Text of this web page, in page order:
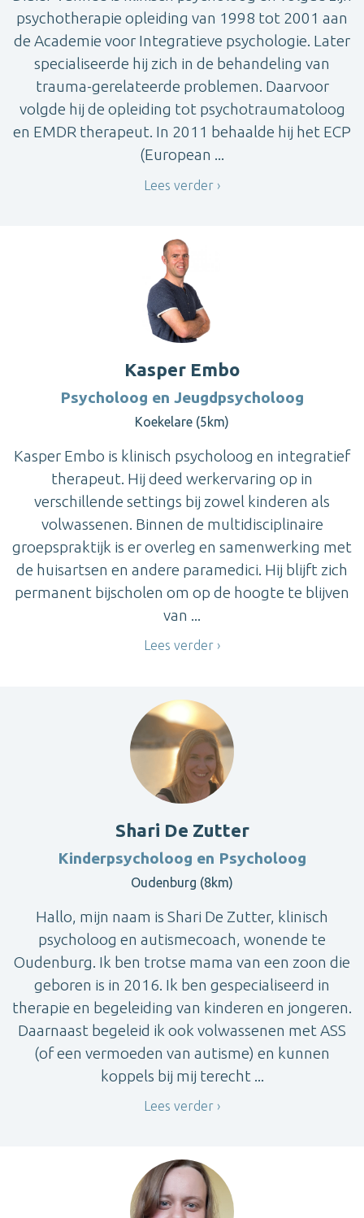
psychotherapie opleiding van 1998 tot 2001 aan
de Academie voor Integratieve psychologie. Later
specialiseerde hij zich in de behandeling van
trauma-gerelateerde problemen. Daarvoor
volgde hij de opleiding tot psychotraumatoloog
en EMDR therapeut. In 2011 behaalde hij het ECP
(European ...
Lees verder
Kasper Embo
Psycholoog en Jeugdpsycholoog
Koekelare (5km)
Kasper Embo is klinisch psycholoog en integratief
therapeut. Hij deed werkervaring op in
verschillende settings bij zowel kinderen als
volwassenen. Binnen de multidisciplinaire
groepspraktijk is er overleg en samenwerking met
de huisartsen en andere paramedici. Hij blijft zich
permanent bijscholen om op de hoogte te blijven
van ...
Lees verder
Shari De Zutter
Kinderpsycholoog en Psycholoog
Oudenburg (8km)
Hallo, mijn naam is Shari De Zutter, klinisch
psycholoog en autismecoach, wonende te
Oudenburg. Ik ben trotse mama van een zoon die
geboren is in 2016. Ik ben gespecialiseerd in
therapie en begeleiding van kinderen en jongeren.
Daarnaast begeleid ik ook volwassenen met ASS
(of een vermoeden van autisme) en kunnen
koppels bij mij terecht ...
Lees verder